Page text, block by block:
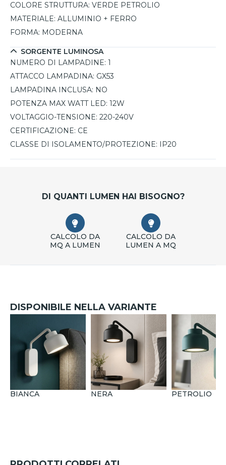
COLORE STRUTTURA: VERDE PETROLIO
MATERIALE: ALLUMINIO + FERRO
FORMA: MODERNA
SORGENTE LUMINOSA
NUMERO DI LAMPADINE: 1
ATTACCO LAMPADINA: GX53
LAMPADINA INCLUSA: NO
POTENZA MAX WATT LED: 12W
VOLTAGGIO-TENSIONE: 220-240V
CERTIFICAZIONE: CE
CLASSE DI ISOLAMENTO/PROTEZIONE:
IP20
DI QUANTI LUMEN HAI BISOGNO?
CALCOLO DA
MQ A LUMEN
CALCOLO DA
LUMEN A MQ
DISPONIBILE NELLA VARIANTE
BIANCA NERA PETROLIO